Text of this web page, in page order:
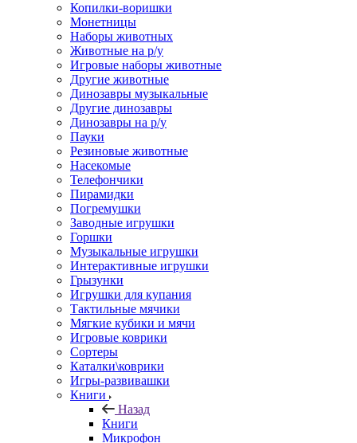
Копилки-воришки
Монетницы
Наборы животных
Животные на р/у
Игровые наборы животные
Другие животные
Динозавры музыкальные
Другие динозавры
Динозавры на р/у
Пауки
Резиновые животные
Насекомые
Телефончики
Пирамидки
Погремушки
Заводные игрушки
Горшки
Музыкальные игрушки
Интерактивные игрушки
Грызунки
Игрушки для купания
Тактильные мячики
Мягкие кубики и мячи
Игровые коврики
Сортеры
Каталки\коврики
Игры-развивашки
Книги
Назад
Книги
Микрофон